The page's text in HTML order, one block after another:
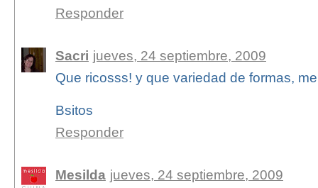
Responder
Sacri jueves, 24 septiembre, 2009
Que ricosss! y que variedad de formas,
Bsitos
Responder
Mesilda jueves, 24 septiembre, 2009